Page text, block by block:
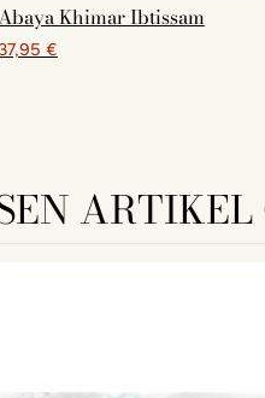
Khimar Ibtissam
€